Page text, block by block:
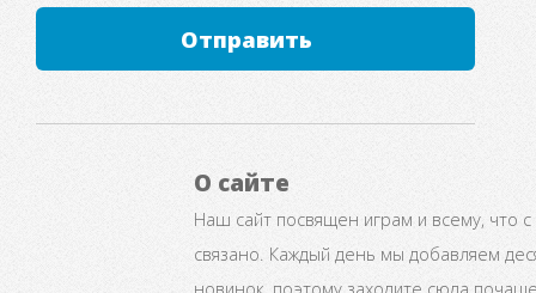
Отправить
О сайте
Наш сайт посвящен играм и всему, что
связано. Каждый день мы добавляем
новинок, поэтому заходите сюда